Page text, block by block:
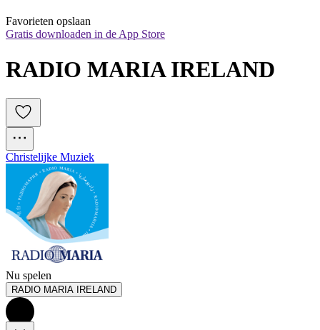
Favorieten opslaan
Gratis downloaden in de App Store
RADIO MARIA IRELAND
Christelijke Muziek
Nu spelen
RADIO MARIA IRELAND